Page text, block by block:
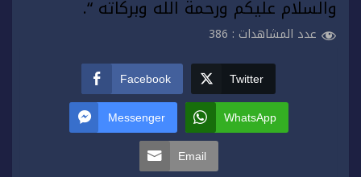
والسلام عليكم ورحمة الله وبركاته “.
عدد المشاهدات : 386
Facebook Twitter
Messenger WhatsApp
Email